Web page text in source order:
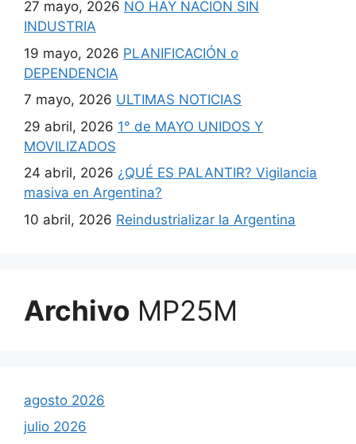
27 mayo, 2026 NO HAY NACION SIN
INDUSTRIA
19 mayo, 2026 PLANIFICACIÓN o
DEPENDENCIA
7 mayo, 2026 ULTIMAS NOTICIAS
29 abril, 2026 1° de MAYO UNIDOS Y
MOVILIZADOS
24 abril, 2026 ¿QUÉ ES PALANTIR? Vigilancia
masiva en Argentina?
10 abril, 2026 Reindustrializar la Argentina
Archivo MP25M
agosto 2026
julio 2026